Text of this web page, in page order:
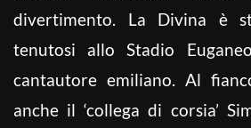
divertimento. La Divina è
tenutosi allo Stadio
cantautore emiliano. Al
anche il ‘collega di corsia’